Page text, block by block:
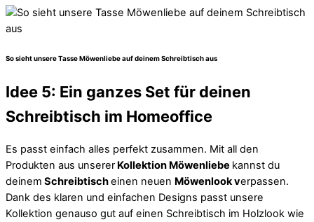
So sieht unsere Tasse Möwenliebe auf deinem Schreibtisch aus
Idee 5: Ein ganzes Set für deinen
Schreibtisch im Homeoffice
Es passt einfach alles perfekt zusammen. Mit all den
Produkten aus unserer Kollektion Möwenliebe kannst du
deinem Schreibtischeinen neuen Möwenlook verpassen.
Dank des klaren und einfachen Designs passt unsere
Kollektion genauso gut auf einen Schreibtisch im Holzlook wie